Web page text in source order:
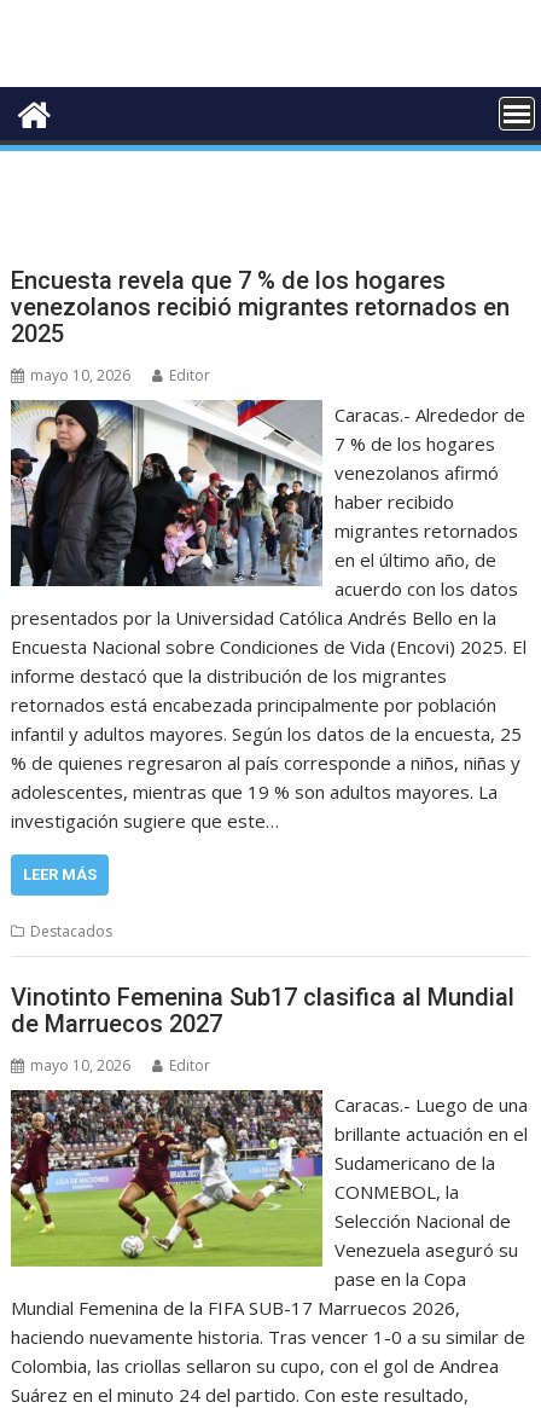
Encuesta revela que 7 % de los hogares
venezolanos recibió migrantes retornados en
2025
mayo 10, 2026 Editor
Caracas.- Alrededor de
7 % de los hogares
venezolanos afirmó
haber recibido
migrantes retornados
en el último año, de
acuerdo con los datos
presentados por la Universidad Católica Andrés Bello en la
Encuesta Nacional sobre Condiciones de Vida (Encovi) 2025. El
informe destacó que la distribución de los migrantes
retornados está encabezada principalmente por población
infantil y adultos mayores. Según los datos de la encuesta, 25
% de quienes regresaron al país corresponde a niños, niñas y
adolescentes, mientras que 19 % son adultos mayores. La
investigación sugiere que este…
LEER MÁS
Destacados
Vinotinto Femenina Sub17 clasifica al Mundial
de Marruecos 2027
mayo 10, 2026 Editor
Caracas.- Luego de una
brillante actuación en el
Sudamericano de la
CONMEBOL, la
Selección Nacional de
Venezuela aseguró su
pase en la Copa
Mundial Femenina de la FIFA SUB-17 Marruecos 2026,
haciendo nuevamente historia. Tras vencer 1-0 a su similar de
Colombia, las criollas sellaron su cupo, con el gol de Andrea
Suárez en el minuto 24 del partido. Con este resultado,